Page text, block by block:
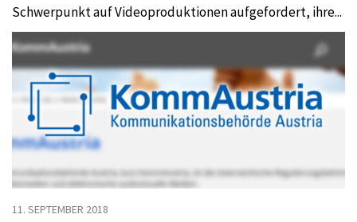
Schwerpunkt auf Videoproduktionen aufgefordert, ihre...
11. SEPTEMBER 2018